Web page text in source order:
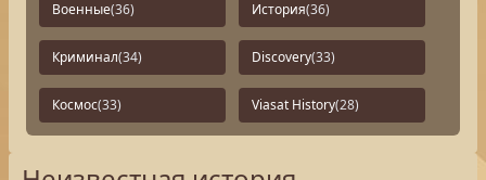
Военные(36) История(36)
Криминал(34) Discovery(33)
Космос(33) Viasat History(28)